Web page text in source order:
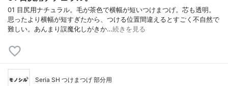
01 目尻用ナチュラル。毛が茶色で横幅が短いつけまつげ。芯も透明。
思ったより横幅が短すぎたから、つける位置間違えるとすごく不自然で
難しい。あんまり誤魔化しがきか…続きを見る
Seria SH つけまつげ 部分用